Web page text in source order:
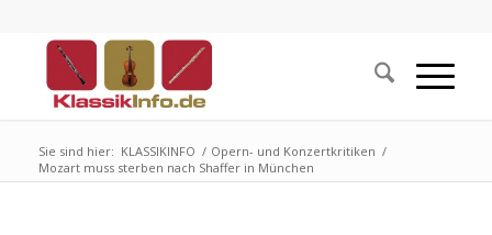
Sie sind hier: KLASSIKINFO / Opern- und Konzertkritiken /
Mozart muss sterben nach Shaffer in München